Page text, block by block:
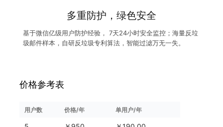
多重防护，绿色安全
基于微信亿级用户防护经验， 7天24小时安全监控；海量反垃
圾邮件样本，自研反垃圾专利算法，智能过滤万无一失。
价格参考表
用户数 价格/年 单用户/年